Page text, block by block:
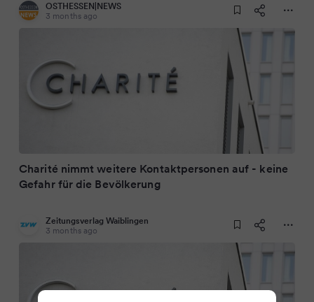
OSTHESSEN|NEWS
3 months ago
Charité nimmt weitere Kontaktpersonen auf - keine
Gefahr für die Bevölkerung
Zeitungsverlag Waiblingen
3 months ago